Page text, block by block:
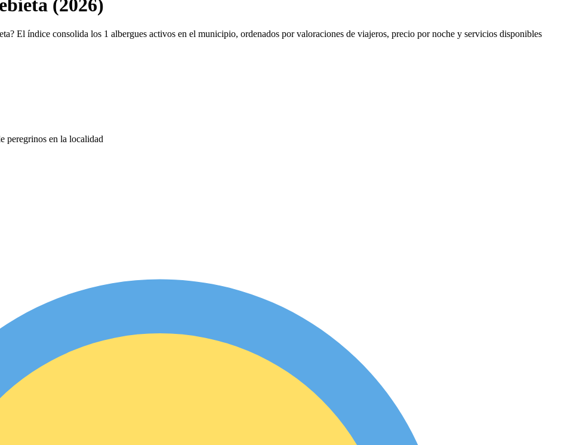
(2026)
El índice consolida los 1 albergues activos en el municipio, ordenados por valoraciones de viajeros, precio por noche y servicios disponibles
peregrinos en la localidad